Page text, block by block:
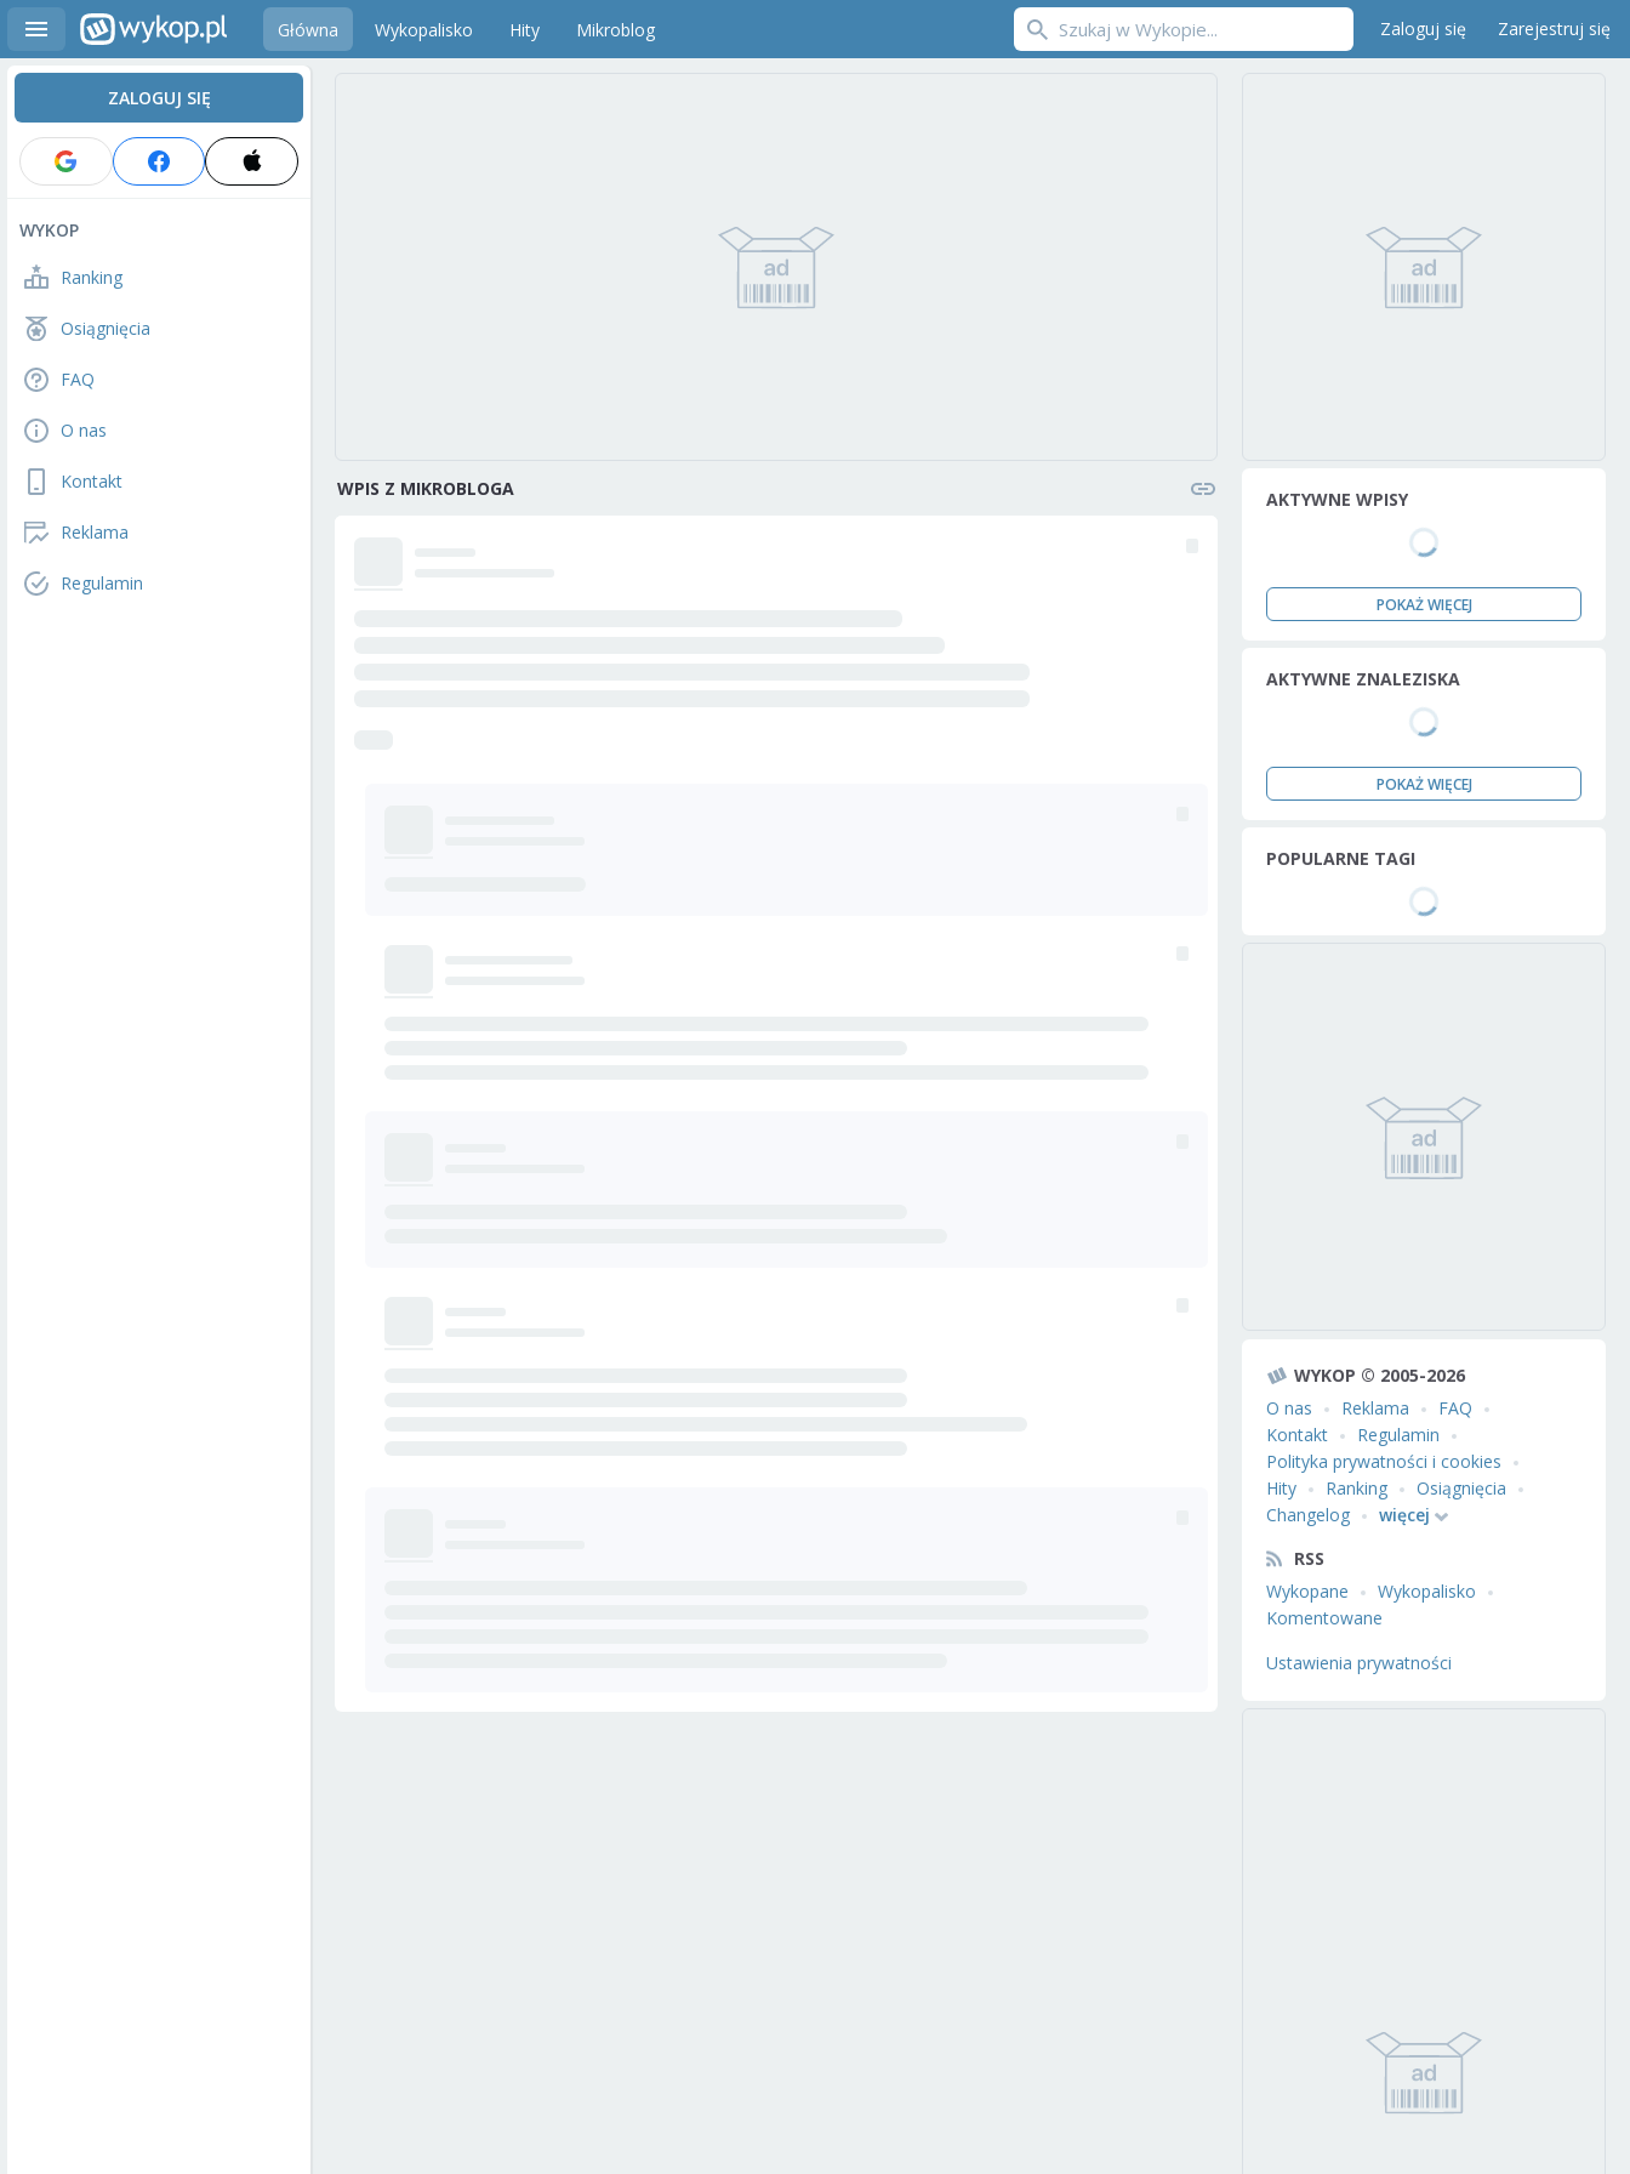
Główna Wykopalisko Hity Mikroblog Zaloguj się Zarejestruj się
ZALOGUJ SIĘ
WYKOP
Ranking
Osiągnięcia
FAQ
O nas
Kontakt
Reklama
Regulamin
WPIS Z MIKROBLOGA AKTYWNE WPISY
POKAŻ WIĘCEJ
AKTYWNE ZNALEZISKA
POKAŻ WIĘCEJ
POPULARNE TAGI
WYKOP © 2005-2026
O nas
Reklama
FAQ
Kontakt
Regulamin
Polityka prywatności i cookies
Hity
Ranking
Osiągnięcia
Changelog
więcej
RSS
Wykopane
Wykopalisko
Komentowane
Ustawienia prywatności